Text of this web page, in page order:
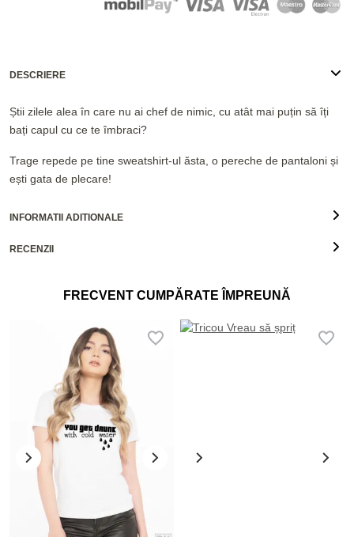
DESCRIERE
Știi zilele alea în care nu ai chef de nimic, cu atât mai puțin să îți
bați capul cu ce te îmbraci?
Trage repede pe tine sweatshirt-ul ăsta, o pereche de pantaloni și
ești gata de plecare!
INFORMATII ADITIONALE
RECENZII
FRECVENT CUMPĂRATE ÎMPREUNĂ